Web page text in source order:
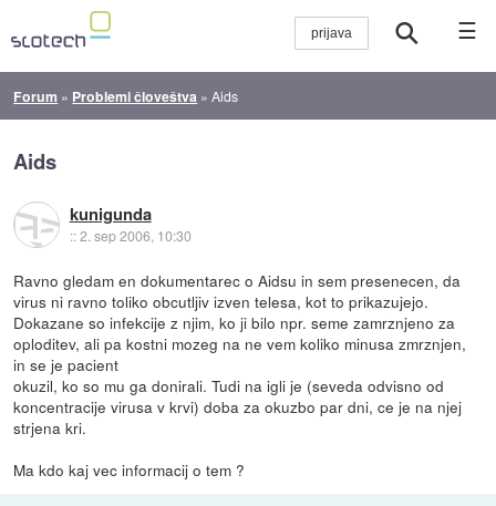
☰
Forum » Problemi človeštva »Aids
Aids
kunigunda
::2. sep 2006, 10:30
Ravno gledam en dokumentarec o Aidsu in sem presenecen, da
virus ni ravno toliko obcutljiv izven telesa, kot to prikazujejo.
Dokazane so infekcije z njim, ko ji bilo npr. seme zamrznjeno za
oploditev, ali pa kostni mozeg na ne vem koliko minusa zmrznjen,
in se je pacient
okuzil, ko so mu ga donirali. Tudi na igli je (seveda odvisno od
koncentracije virusa v krvi) doba za okuzbo par dni, ce je na njej
strjena kri.
Ma kdo kaj vec informacij o tem ?